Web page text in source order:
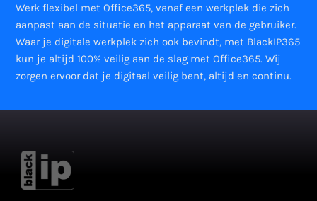
Werk flexibel met Office365, vanaf een werkplek die zich
aanpast aan de situatie en het apparaat van de gebruiker.
Waar je digitale werkplek zich ook bevindt, met BlackIP365
kun je altijd 100% veilig aan de slag met Office365. Wij
zorgen ervoor dat je digitaal veilig bent, altijd en continu.